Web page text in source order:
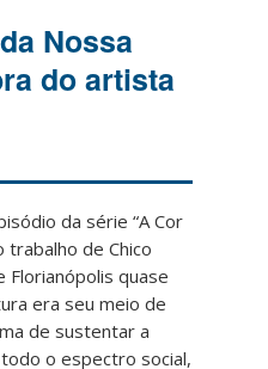
Nossa
do artista
da série “A Cor
trabalho de Chico
Florianópolis quase
era seu meio de
de sustentar a
o espectro social,